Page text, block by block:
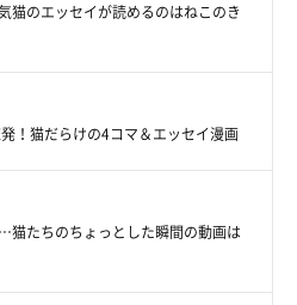
猫のエッセイが読めるのはねこのき
！猫だらけの4コマ＆エッセイ漫画
猫たちのちょっとした瞬間の動画は